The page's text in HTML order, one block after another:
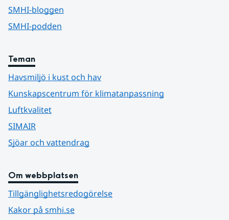
SMHI-bloggen
SMHI-podden
Teman
Havsmiljö i kust och hav
Kunskapscentrum för klimatanpassning
Luftkvalitet
SIMAIR
Sjöar och vattendrag
Om webbplatsen
Tillgänglighetsredogörelse
Kakor på smhi.se